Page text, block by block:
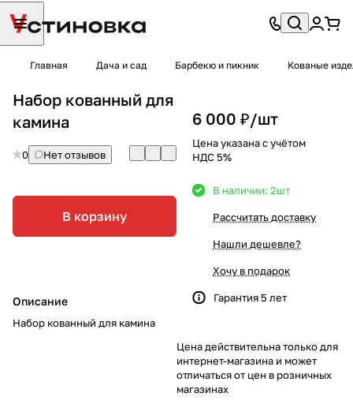
Главная Дача и сад Барбекю и пикник Кованые
Набор кованный для
камина
0 Нет отзывов
В корзину
Описание
Набор кованный для камина
6 000 ₽/шт
Цена указана с учётом
НДС 5%
В наличии: 2шт
Рассчитать доставку
Нашли дешевле?
Хочу в подарок
Гарантия 5 лет
Цена действительна только для
интернет-магазина и может
отличаться от цен в розничных
магазинах